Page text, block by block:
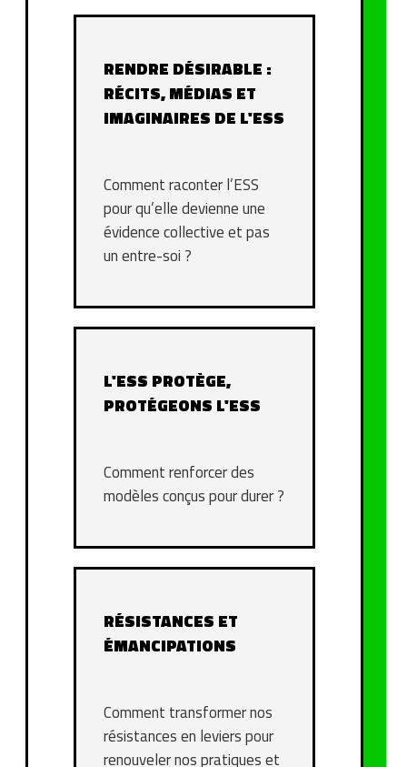
RENDRE DÉSIRABLE :
RÉCITS, MÉDIAS ET
IMAGINAIRES DE L'ESS
Comment raconter l’ESS
pour qu’elle devienne une
évidence collective et pas
un entre-soi ?
L'ESS PROTÈGE,
PROTÉGEONS L'ESS
Comment renforcer des
modèles conçus pour durer ?
RÉSISTANCES ET
ÉMANCIPATIONS
Comment transformer nos
résistances en leviers pour
renouveler nos pratiques et